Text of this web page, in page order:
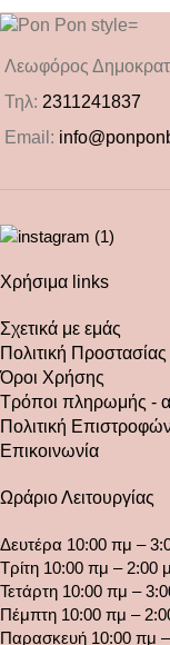
Λεωφόρος
Τηλ: 2311241837
Email:
Χρήσιμα links
Σχετικά με εμάς
Πολιτική Προστασίας
Όροι Χρήσης
Τρόποι πληρωμής -
Πολιτική
Επικοινωνία
Ωράριο Λειτουργίας
Δευτέρα 10:00 πμ –
Τρίτη 10:00 πμ – 2:00
Τετάρτη 10:00 πμ –
Πέμπτη 10:00 πμ –
Παρασκευή 10:00 πμ